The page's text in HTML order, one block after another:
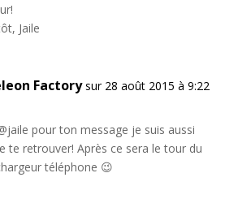
Jaile
Factory sur 28 août 2015 à 9:22
pour ton message je suis aussi
te retrouver! Après ce sera le tour du
téléphone 😉